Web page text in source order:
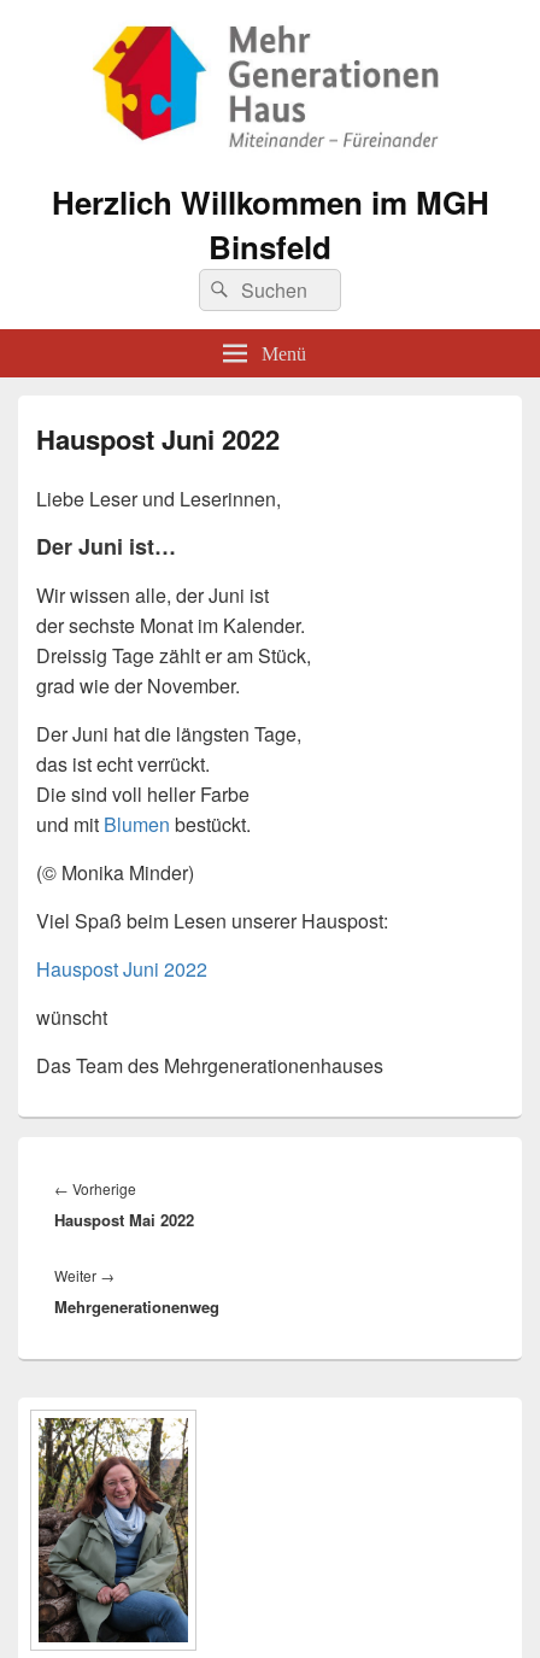
Herzlich Willkommen im MGH
Binsfeld
Suche
nach:
Suchen
Menü
Hauspost Juni 2022
Liebe Leser und Leserinnen,
Der Juni ist…
Wir wissen alle, der Juni ist
der sechste Monat im Kalender.
Dreissig Tage zählt er am Stück,
grad wie der November.
Der Juni hat die längsten Tage,
das ist echt verrückt.
Die sind voll heller Farbe
und mit Blumen bestückt.
(© Monika Minder)
Viel Spaß beim Lesen unserer Hauspost:
Hauspost Juni 2022
wünscht
Das Team des Mehrgenerationenhauses
← Vorherige
Beitrag:
Hauspost Mai 2022
Weiter →
Beitrag:
Mehrgenerationenweg
Primärer
Seitenleisten
Widget-
Bereich